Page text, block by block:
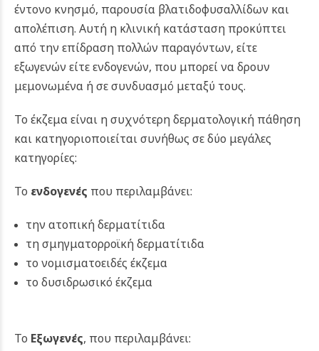
έντονο κνησμό, παρουσία βλατιδοφυσαλλίδων και
απολέπιση. Αυτή η κλινική κατάσταση προκύπτει
από την επίδραση πολλών παραγόντων, είτε
εξωγενών είτε ενδογενών, που μπορεί να δρουν
μεμονωμένα ή σε συνδυασμό μεταξύ τους.
Το έκζεμα είναι η συχνότερη δερματολογική πάθηση
και κατηγοριοποιείται συνήθως σε δύο μεγάλες
κατηγορίες:
Το ενδογενές που περιλαμβάνει:
την ατοπική δερματίτιδα
τη σμηγματορροϊκή δερματίτιδα
το νομισματοειδές έκζεμα
το δυσιδρωσικό έκζεμα
To Εξωγενές, που περιλαμβάνει: